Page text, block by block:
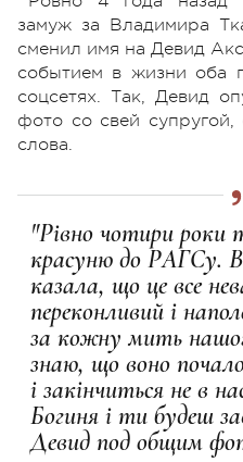
замуж за Владимира
сменил имя на Девид
событием в жизни оба
соцсетях. Так, Девид
фото со свей супругой,
слова.
"Рівно чотири роки
красуню до РАГСу.
казала, що це все
переконливий і
за кожну мить
знаю, що воно
і закінчиться не в
Богиня і ти будеш
Девид под общим